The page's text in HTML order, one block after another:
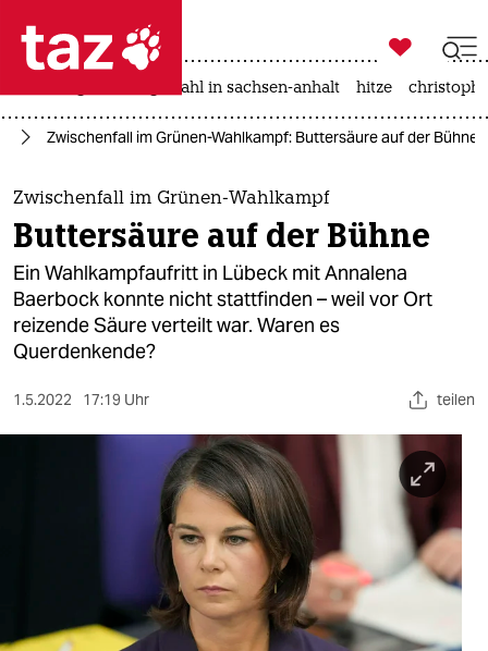
 taz zahl ich
taz zahl ich
themen
politik
öko
gesellschaft
kultur
sport
verlag

taz zahl ich
landtagswahl in sachsen-anhalt hitze
Zwischenfall im Grünen-Wahlkampf: Buttersäure auf der Bühne
Zwischenfall im Grünen-Wahlkampf
Buttersäure auf der Bühne
Ein Wahlkampfaufritt in Lübeck mit Annalena
Baerbock konnte nicht stattfinden – weil vor Ort
reizende Säure verteilt war. Waren es
Querdenkende?
1.5.2022 17:19 Uhr teilen